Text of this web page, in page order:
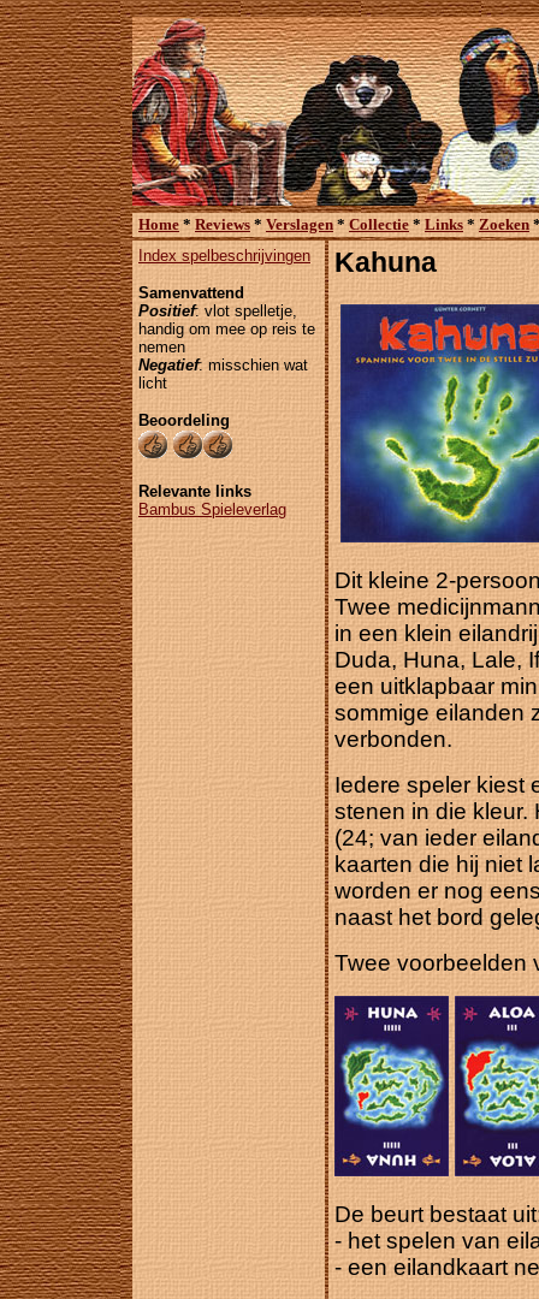
Home * Reviews * Verslagen * Collectie * Links * Zoeken
Index spelbeschrijvingen
Samenvattend
Positief: vlot spelletje,
handig om mee op reis te
nemen
Negatief: misschien wat
licht
Beoordeling
Relevante links
Bambus Spieleverlag
Kahuna
Dit kleine 2-
Twee
in een klein
Duda, Huna, Lale,
een uitklapbaar
sommige eilanden
verbonden.
Iedere speler kiest
stenen in die kleur.
(24; van ieder
kaarten die hij niet
worden er nog
naast het bord
Twee voorbeelden
De beurt bestaat
- het spelen van
- een eilandkaart